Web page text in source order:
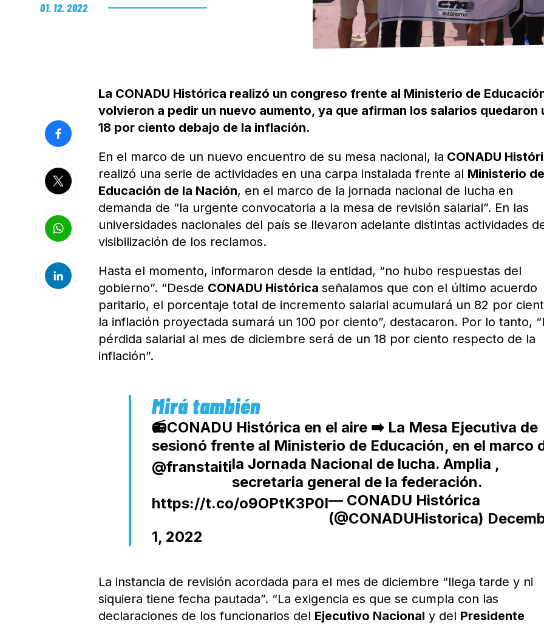
01. 12. 2022
La CONADU Histórica realizó un congreso frente al Ministerio de
volvieron a pedir un nuevo aumento, ya que afirman los salarios quedaron
18 por ciento debajo de la inflación.
En el marco de un nuevo encuentro de su mesa nacional, la CONADU
realizó una serie de actividades en una carpa instalada frente al Ministerio de
Educación de la Nación, en el marco de la jornada nacional de lucha en
demanda de “la urgente convocatoria a la mesa de revisión salarial”. En las
universidades nacionales del país se llevaron adelante distintas actividades
visibilización de los reclamos.
Hasta el momento, informaron desde la entidad, “no hubo respuestas del
gobierno”. “Desde CONADU Históricaseñalamos que con el último acuerdo
paritario, el porcentaje total de incremento salarial acumulará un 82 por
la inflación proyectada sumará un 100 por ciento”, destacaron. Por lo tanto,
pérdida salarial al mes de diciembre será de un 18 por ciento respecto de la
inflación”.
📻CONADU Histórica en el aire ➡️ La Mesa Ejecutiva de
sesionó frente al Ministerio de Educación, en el marco
la Jornada Nacional de lucha. Amplia
@franstaiti
,
secretaria general de la federación.
https://t.co/o9OPtK3P0I— CONADU Histórica
(@CONADUHistorica)
1, 2022
La instancia de revisión acordada para el mes de diciembre “llega tarde y ni
siquiera tiene fecha pautada”. “La exigencia es que se cumpla con las
declaraciones de los funcionarios del Ejecutivo Nacional y del Presidente